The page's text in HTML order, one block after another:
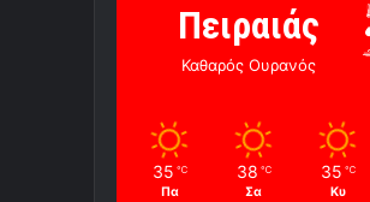
Πειραιάς
Καθαρός Ουρανός
35 ℃
Πα
38 ℃
Σα
35 ℃
Κυ